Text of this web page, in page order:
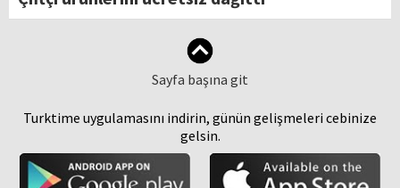
Sayfa başına git
Turktime uygulamasını indirin, günün gelişmeleri cebinize
gelsin.